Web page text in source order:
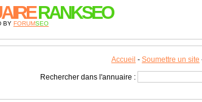
RANKSEO
BY FORUMSEO
Accueil - Soumettre un site
Rechercher dans l'annuaire :